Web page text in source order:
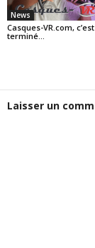
News
Casques-VR.com, c’est
terminé…
Laisser un